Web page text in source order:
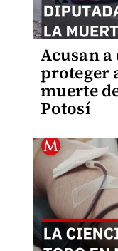
Acusan
proteger
muerte
Potosí